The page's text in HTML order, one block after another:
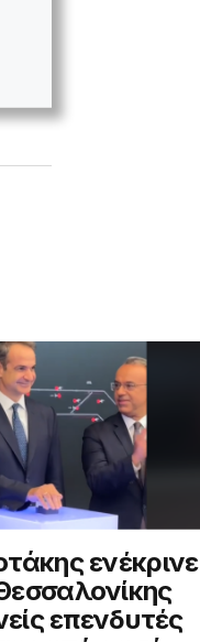
ενέκρινε
επενδυτές